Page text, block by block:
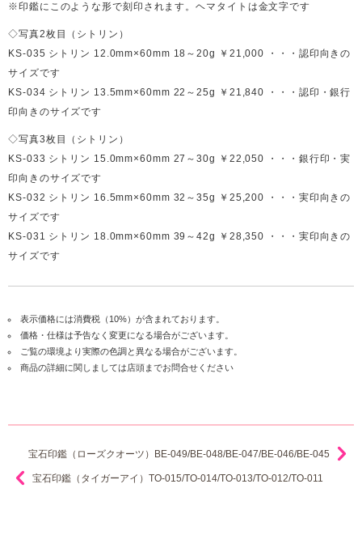
※印鑑にこのような形で刻印されます。ヘマタイトは金文字です
◇写真2枚目（シトリン）
KS-035 シトリン 12.0mm×60mm 18～20g ￥21,000 ・・・認印向きの
サイズです
KS-034 シトリン 13.5mm×60mm 22～25g ￥21,840 ・・・認印・銀行
印向きのサイズです
◇写真3枚目（シトリン）
KS-033 シトリン 15.0mm×60mm 27～30g ￥22,050 ・・・銀行印・実
印向きのサイズです
KS-032 シトリン 16.5mm×60mm 32～35g ￥25,200 ・・・実印向きの
サイズです
KS-031 シトリン 18.0mm×60mm 39～42g ￥28,350 ・・・実印向きの
サイズです
表示価格には消費税（10%）が含まれております。
価格・仕様は予告なく変更になる場合がございます。
ご覧の環境より実際の色調と異なる場合がございます。
商品の詳細に関しましては店頭までお問合せください
宝石印鑑（ローズクオーツ）BE-049/BE-048/BE-047/BE-046/BE-045
宝石印鑑（タイガーアイ）TO-015/TO-014/TO-013/TO-012/TO-011